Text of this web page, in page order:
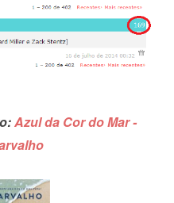
Azul da Cor do Mar -